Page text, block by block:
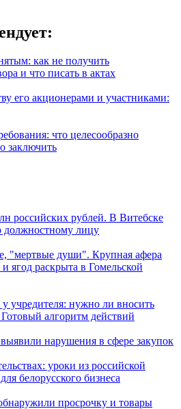
как не получить
и что писать в актах
его акционерами и участниками:
что целесообразно
заключить
российских рублей. В Витебске
должностному лицу
"мертвые души". Крупная афера
ягод раскрыта в Гомельской
учредителя: нужно ли вносить
алгоритм действий
нарушения в сфере закупок
уроки из российской
белорусского бизнеса
просрочку и товары